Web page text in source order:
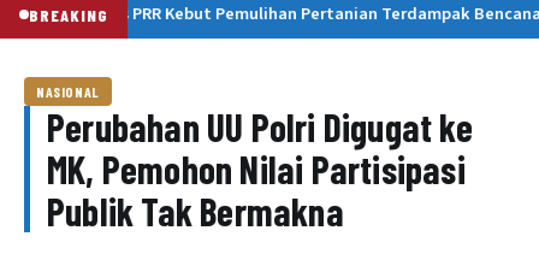
BREAKINGSatgas PRR Kebut Pemulihan Pertanian Terdampak Bencana
NASIONAL
Perubahan UU Polri Digugat ke
MK, Pemohon Nilai Partisipasi
Publik Tak Bermakna